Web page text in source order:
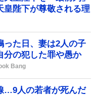
陛下が尊敬される理
った日、妻は2人の子
の犯した罪や愚か
Bang
…9人の若者が死んだ